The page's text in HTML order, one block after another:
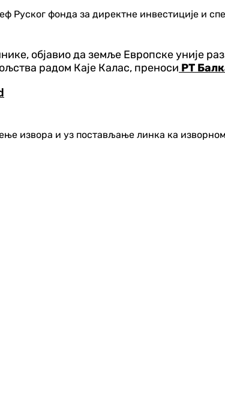
Руског фонда за директне инвестиције и
објавио да земље Европске уније
радом Каје Калас, преноси РТ
извора и уз постављање линка ка